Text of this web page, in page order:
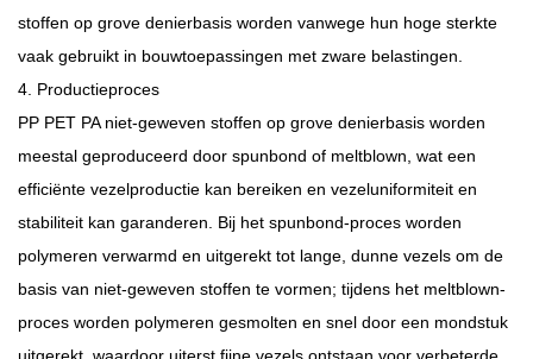
stoffen op grove denierbasis worden vanwege hun hoge sterkte
vaak gebruikt in bouwtoepassingen met zware belastingen.
4. Productieproces
PP PET PA niet-geweven stoffen op grove denierbasis worden
meestal geproduceerd door spunbond of meltblown, wat een
efficiënte vezelproductie kan bereiken en vezeluniformiteit en
stabiliteit kan garanderen. Bij het spunbond-proces worden
polymeren verwarmd en uitgerekt tot lange, dunne vezels om de
basis van niet-geweven stoffen te vormen; tijdens het meltblown-
proces worden polymeren gesmolten en snel door een mondstuk
uitgerekt, waardoor uiterst fijne vezels ontstaan ​​voor verbeterde